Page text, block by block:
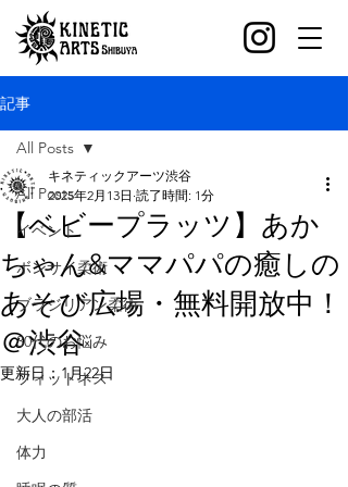
記事
All Posts
イベント
ボンサイ柔術
ブラジリアン柔術
30代のお悩み
フィットネス
大人の部活
体力
All Posts
【ベビープラッツ】あか
ちゃん&ママパパの癒しの
あそび広場・無料開放中！
＠渋谷
キネティックアーツ渋谷
2025年2月13日 読了時間: 1分
更新日：1月22日